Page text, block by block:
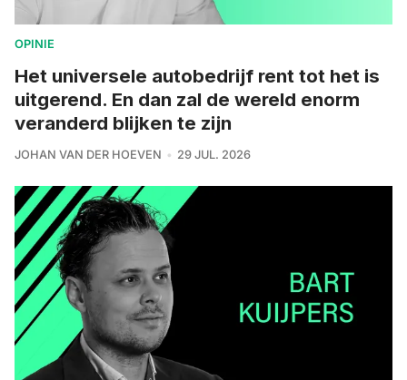
OPINIE
Het universele autobedrijf rent tot het is
uitgerend. En dan zal de wereld enorm
veranderd blijken te zijn
JOHAN VAN DER HOEVEN 29 JUL. 2026